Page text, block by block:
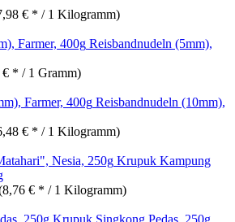
€ * / 1 Kilogramm)
Reisbandnudeln (5mm),
€ * / 1 Gramm)
Reisbandnudeln (10mm),
€ * / 1 Kilogramm)
Krupuk Kampung
€ * / 1 Kilogramm)
Krupuk Singkong Pedas, 250g